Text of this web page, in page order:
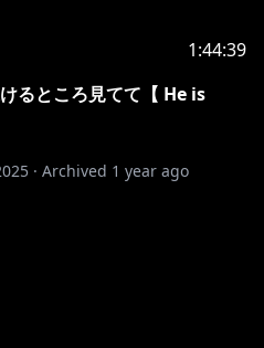
1:44:39
るところ見てて【 He is
· Archived 1 year ago